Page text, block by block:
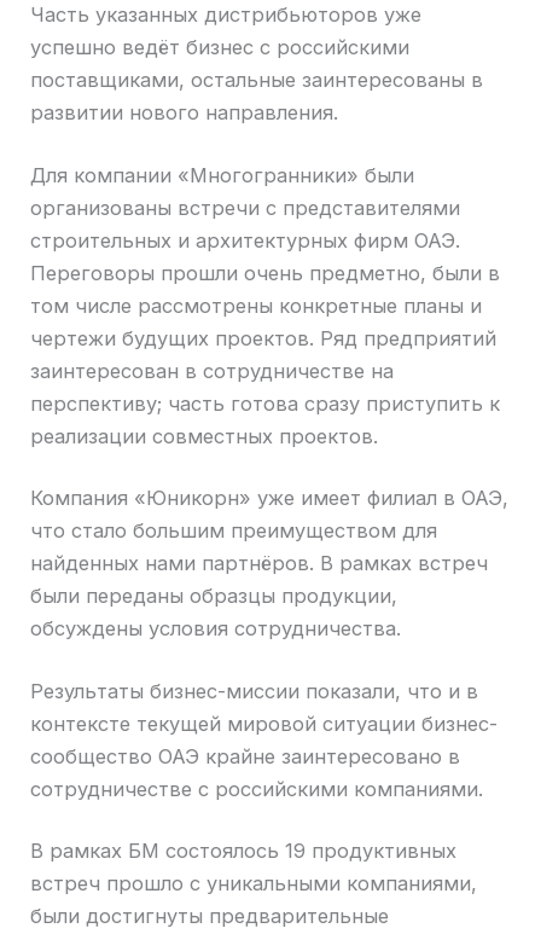
Часть указанных дистрибьюторов уже
успешно ведёт бизнес с российскими
поставщиками, остальные заинтересованы в
развитии нового направления.
Для компании «Многогранники» были
организованы встречи с представителями
строительных и архитектурных фирм ОАЭ.
Переговоры прошли очень предметно, были в
том числе рассмотрены конкретные планы и
чертежи будущих проектов. Ряд предприятий
заинтересован в сотрудничестве на
перспективу; часть готова сразу приступить к
реализации совместных проектов.
Компания «Юникорн» уже имеет филиал в ОАЭ,
что стало большим преимуществом для
найденных нами партнёров. В рамках встреч
были переданы образцы продукции,
обсуждены условия сотрудничества.
Результаты бизнес-миссии показали, что и в
контексте текущей мировой ситуации бизнес-
сообщество ОАЭ крайне заинтересовано в
сотрудничестве с российскими компаниями.
В рамках БМ состоялось 19 продуктивных
встреч прошло с уникальными компаниями,
были достигнуты предварительные